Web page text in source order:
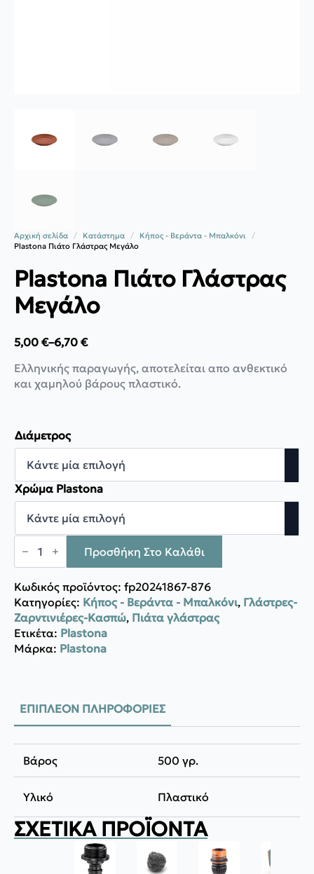
Αρχική σελίδα Κατάστημα
Κήπος - Βεράντα - Μπαλκόνι
Plastona Πιάτο Γλάστρας Μεγάλο
Plastona Πιάτο Γλάστρας
Μεγάλο
5,00 €–6,70 €
Price
range:
5,00 €
through
Ελληνικής παραγωγής, αποτελείται απο ανθεκτικό
και χαμηλού βάρους πλαστικό.
Διάμετρος
Χρώμα Plastona
Plastona
Πιάτο
Γλάστρας
ποσότητα
Προσθήκη Στο Καλάθι
Κωδικός προϊόντος: fp20241867-876
Κατηγορίες: Κήπος - Βεράντα - Μπαλκόνι, Γλάστρες-
Ζαρντινιέρες-Κασπώ, Πιάτα γλάστρας
Ετικέτα: Plastona
Μάρκα: Plastona
ΕΠΙΠΛΈΟΝ ΠΛΗΡΟΦΟΡΊΕΣ
Βάρος 500 γρ.
Υλικό Πλαστικό
ΣΧΕΤΙΚΆ ΠΡΟΪΌΝΤΑ